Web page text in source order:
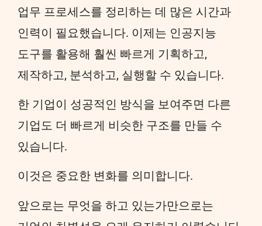
업무 프로세스를 정리하는 데 많은 시간과
인력이 필요했습니다. 이제는 인공지능
도구를 활용해 훨씬 빠르게 기획하고,
제작하고, 분석하고, 실행할 수 있습니다.
한 기업이 성공적인 방식을 보여주면 다른
기업도 더 빠르게 비슷한 구조를 만들 수
있습니다.
이것은 중요한 변화를 의미합니다.
앞으로는 무엇을 하고 있는가만으로는